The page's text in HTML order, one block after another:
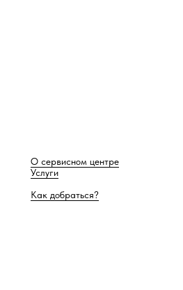
О сервисном центре
Услуги
Как добраться?